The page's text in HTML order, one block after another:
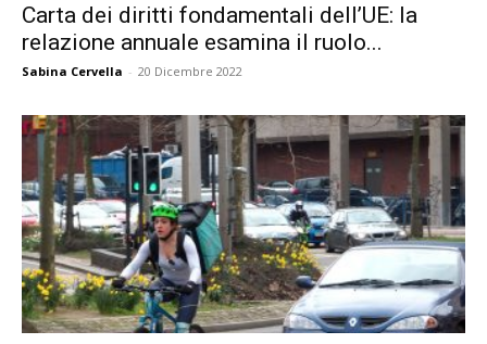
Carta dei diritti fondamentali dell’UE: la
relazione annuale esamina il ruolo...
Sabina Cervella - 20 Dicembre 2022